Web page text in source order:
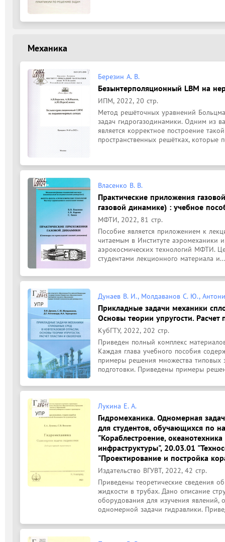
Механика
Березин А. В.
Безынтерполяционный LBM на
ИПМ, 2022, 20 стр.
Метод решёточных уравнений
задач гидрогазодинамики. Одним из
является корректное построение
пространственных решётках, которые
Власенко В. В.
Практические приложения
газовой динамике) : учебное
МФТИ, 2022, 81 стр.
Пособие является приложением к
читаемым в Институте аэромеханики
аэрокосмических технологий МФТИ.
студентами лекционного материала и...
Дунаев В. И., Молдаванов С. Ю.,
Прикладные задачи механики
Основы теории упругости.
КубГТУ, 2022, 202 стр.
Приведен полный комплекс
Каждая глава учебного пособия
примеры решения множества типовых
подготовки. Приведены примеры
Лукина Е. А.
Гидромеханика. Одномерная
для студентов, обучающихся по
"Кораблестроение,
инфраструктуры", 20.03.01
"Проектирование и постройка
Издательство ВГУВТ, 2022, 42 стр.
Приведены теоретические сведения
жидкости в трубах. Дано описание
оборудования для изучения явлений,
одномерной задачи гидравлики.